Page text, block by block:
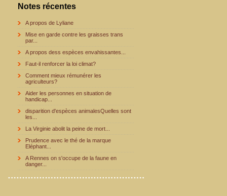
Notes récentes
A propos de Lyliane
Mise en garde contre les graisses trans
par...
A propos dess espèces envahissantes...
Faut-il renforcer la loi climat?
Comment mieux rémunérer les
agriculteurs?
Aider les personnes en situation de
handicap...
disparition d'espèces animalesQuelles sont
les...
La Virginie abolit la peine de mort...
Prudence avec le thé de la marque
Eléphant...
A Rennes on s'occupe de la faune en
danger...